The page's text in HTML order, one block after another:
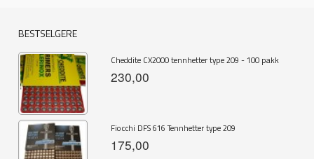
BESTSELGERE
Cheddite CX2000 tennhetter type 209 - 100 pakk
230,00
Fiocchi DFS 616 Tennhetter type 209
175,00